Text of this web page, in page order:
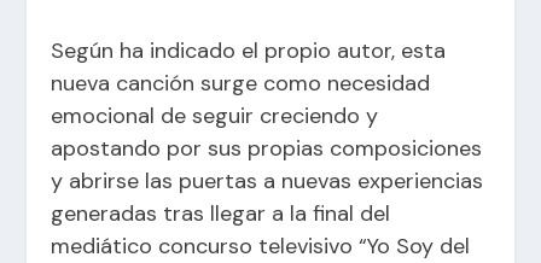
Según ha indicado el propio autor, esta
nueva canción surge como necesidad
emocional de seguir creciendo y
apostando por sus propias composiciones
y abrirse las puertas a nuevas experiencias
generadas tras llegar a la final del
mediático concurso televisivo “Yo Soy del